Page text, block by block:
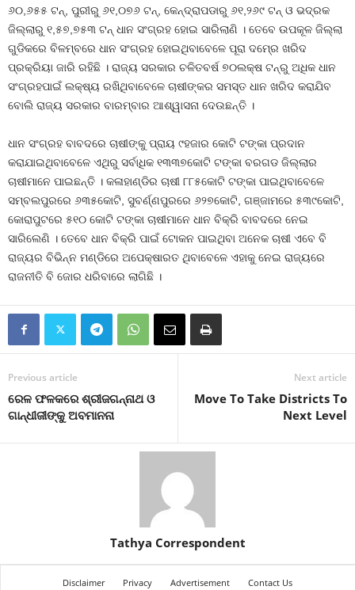
୬୦,୬୫୫ ଟନ୍‍, ପୁରୀରୁ ୬୧,୦୭୬ ଟନ୍‍, କେନ୍ଦ୍ରାପଡାରୁ ୬୧,୨୬୯ ଟନ୍‍ ଓ ଭଦ୍ରକ
ଜିଲ୍ଲାରୁ ୧,୫୭,୭୫୩ ଟନ୍‍ ଧାନ ସଂଗ୍ରହ ହୋଇ ସାରିଲାଣି । ତେବେ ଉପକୂଳ ଜିଲ୍ଲା
ଗୁଡିକରେ ବିଳମ୍ବରେ ଧାନ ସଂଗ୍ରହ ହୋଇଥିବାବେଳେ ପୂରା ଦମ୍‍ରେ ଖରିଦ
ପ୍ରକ୍ରିୟା ଜାରି ରହିଛି । ରାଜ୍ୟ ସରକାର ଚଳିତବର୍ଷ ୭୦ଲକ୍ଷ ଟନ୍‍ରୁ ଅଧିକ ଧାନ
ସଂଗ୍ରହପାଇଁ ଲକ୍ଷ୍ୟ ରଖିଥିବାବେଳେ ଚାଷୀଙ୍କର ସମସ୍ତ ଧାନ ଖରିଦ କରାଯିବ
ବୋଲି ରାଜ୍ୟ ସରକାର ବାରମ୍ବାର ଆଶ୍ୱାସନା ଦେଉଛନ୍ତି ।
ଧାନ ସଂଗ୍ରହ ବାବଦରେ ଚାଷୀଙ୍କୁ ପ୍ରାୟ ୯ହଜାର କୋଟି ଟଙ୍କା ପ୍ରଦାନ
କରାଯାଇଥିବାବେଳେ ଏଥିରୁ ସର୍ବାଧିକ ୧୩୩୭କୋଟି ଟଙ୍କା ବରଗଡ ଜିଲ୍ଲାର
ଚାଷୀମାନେ ପାଇଛନ୍ତି । କଳାହାଣ୍ଡିର ଚାଷୀ ୮୮୫କୋଟି ଟଙ୍କା ପାଇଥିବାବେଳେ
ସମ୍ବଲପୁରରେ ୬୩୫କୋଟି, ସୁବର୍ଣ୍ଣପୁରରେ ୬୨୭କୋଟି, ଗଞ୍ଜାମରେ ୫୩୯କୋଟି,
କୋରାପୁଟରେ ୫୧୦ କୋଟି ଟଙ୍କା ଚାଷୀମାନେ ଧାନ ବିକ୍ରି ବାବଦରେ ନେଇ
ସାରିଲେଣି । ତେବେ ଧାନ ବିକ୍ରି ପାଇଁ ଟୋକନ ପାଇଥିବା ଅନେକ ଚାଷୀ ଏବେ ବି
ରାଜ୍ୟର ବିଭିନ୍ନ ମଣ୍ଡିରେ ଅପେକ୍ଷାରତ ଥିବାବେଳେ ଏହାକୁ ନେଇ ରାଜ୍ୟରେ
ରାଜନୀତି ବି ଜୋର ଧରିବାରେ ଲାଗିଛି ।
Previous article
ରେଳ ଫଳକରେ ଶ୍ରୀଜଗନ୍ନାଥ ଓ
ଗାନ୍ଧୀଜୀଙ୍କୁ ଅବମାନନା
Next article
Move To Take Districts To
Next Level
Tathya Correspondent
Disclaimer Privacy Advertisement Contact Us